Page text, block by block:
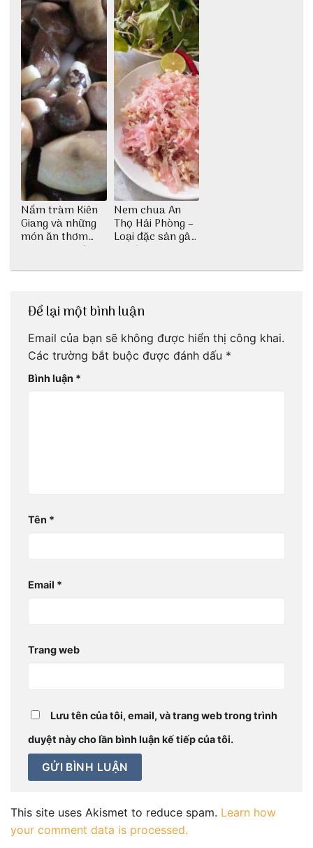
Nấm tràm Kiên
Giang và những
món ăn thơm
ngon khó cưỡng
Nem chua An
Thọ Hải Phòng –
Loại đặc sản gây
nghiện
Để lại một bình luận
Email của bạn sẽ không được hiển thị công khai.
Các trường bắt buộc được đánh dấu *
Bình luận *
Tên *
Email *
Trang web
Lưu tên của tôi, email, và trang web trong trình
duyệt này cho lần bình luận kế tiếp của tôi.
This site uses Akismet to reduce spam. Learn how
your comment data is processed.